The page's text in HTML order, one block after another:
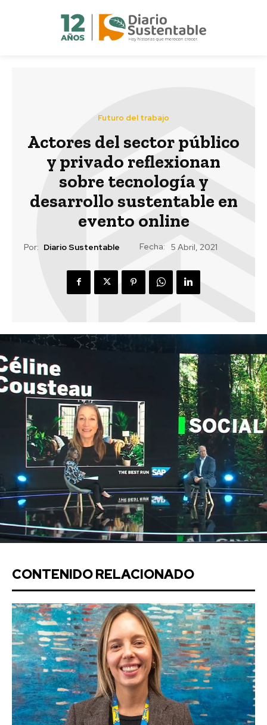
Futuro del trabajo
Actores del sector público
y privado reflexionan
sobre tecnología y
desarrollo sustentable en
evento online
Por: Diario Sustentable Fecha: 5 Abril, 2021
CONTENIDO RELACIONADO